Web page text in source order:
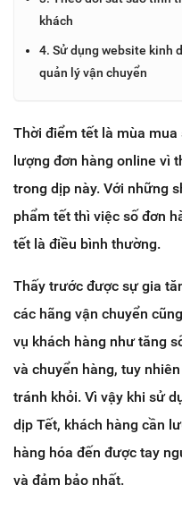
khách
4. Sử dụng website kinh
quản lý vận chuyển
Thời điểm tết là mùa
lượng đơn hàng online vì
trong dịp này. Với những
phẩm tết thì việc số đơn
tết là điều bình thường.
Thấy trước được sự gia
các hãng vận chuyển
vụ khách hàng như tăng
và chuyển hàng, tuy
tránh khỏi. Vì vậy khi sử
dịp Tết, khách hàng cần
hàng hóa đến được tay
và đảm bảo nhất.